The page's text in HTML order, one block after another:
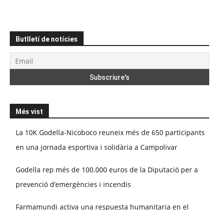
Butlletí de notícies
Més vist
La 10K Godella-Nicoboco reuneix més de 650 participants
en una jornada esportiva i solidària a Campolivar
Godella rep més de 100.000 euros de la Diputació per a
prevenció d’emergències i incendis
Farmamundi activa una respuesta humanitaria en el